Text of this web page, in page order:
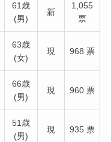
61歳
(男)
新
1,055
票
63歳
(女)
現 968 票
66歳
(男)
現 960 票
51歳
(男)
現 935 票